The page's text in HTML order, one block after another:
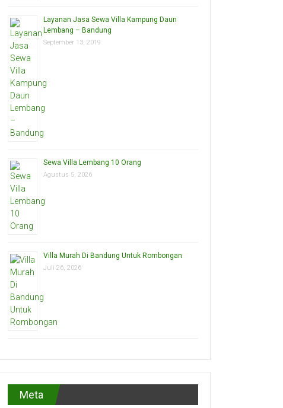
Layanan Jasa Sewa Villa Kampung Daun
Lembang – Bandung
September 13, 2019
Sewa Villa Lembang 10 Orang
Agustus 5, 2026
Villa Murah Di Bandung Untuk Rombongan
Juli 26, 2026
Meta